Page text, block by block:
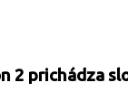
2 prichádza